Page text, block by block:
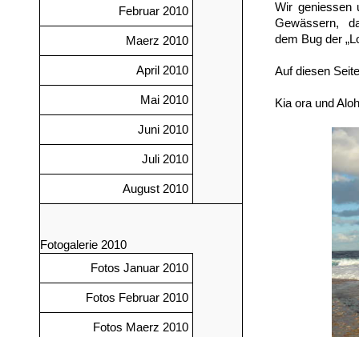
Februar 2010
Maerz 2010
April 2010
Mai 2010
Juni 2010
Juli 2010
August 2010
Fotogalerie 2010
Fotos Januar 2010
Fotos Februar 2010
Fotos Maerz 2010
Wir geniessen
Gewässern,
dem Bug der
Auf diesen
Kia ora und